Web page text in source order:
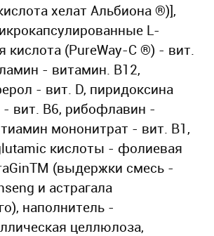
хелат Альбиона ®)],
L-
кислота (PureWay-C ®) - вит.
- витамин. B12,
- вит. D, пиридоксина
- вит. В6, рибофлавин -
мононитрат - вит. B1,
кислоты - фолиевая
(выдержки смесь -
и астрагала
наполнитель -
целлюлоза,